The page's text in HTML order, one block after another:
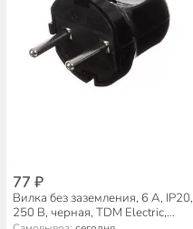
77 ₽
Вилка без заземления, 6 А, IP20,
250 В, черная, TDM Electric,